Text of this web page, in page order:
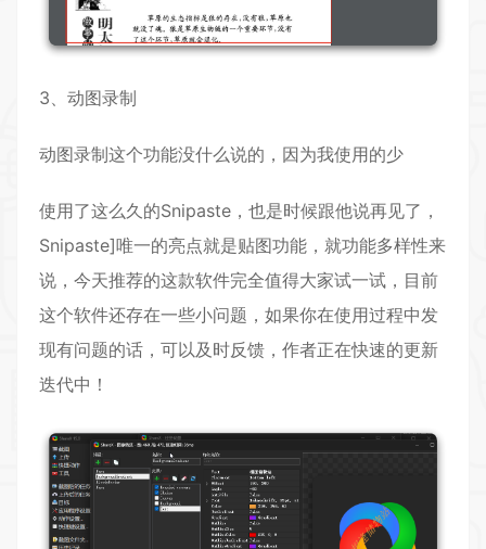
3、动图录制
动图录制这个功能没什么说的，因为我使用的少
使用了这么久的Snipaste，也是时候跟他说再见了，
Snipaste]唯一的亮点就是贴图功能，就功能多样性来
说，今天推荐的这款软件完全值得大家试一试，目前
这个软件还存在一些小问题，如果你在使用过程中发
现有问题的话，可以及时反馈，作者正在快速的更新
迭代中！